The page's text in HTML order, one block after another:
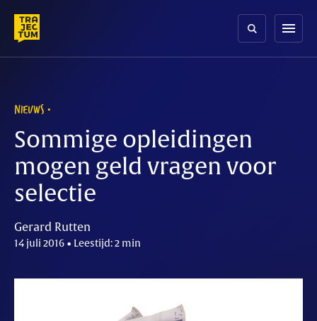
content
menu
NIEUWS
Sommige opleidingen
mogen geld vragen voor
selectie
Gerard Rutten
14 juli 2016 • Leestijd: 2 min